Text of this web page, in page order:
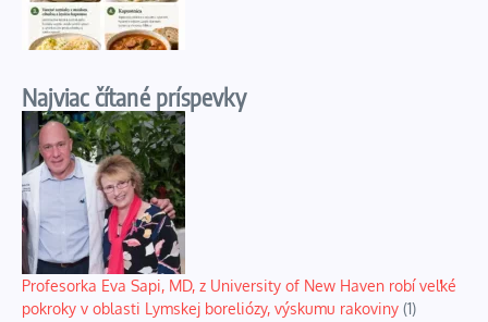
Najviac čítané príspevky
Profesorka Eva Sapi, MD, z University of New Haven robí veľké
pokroky v oblasti Lymskej boreliózy, výskumu rakoviny (1)